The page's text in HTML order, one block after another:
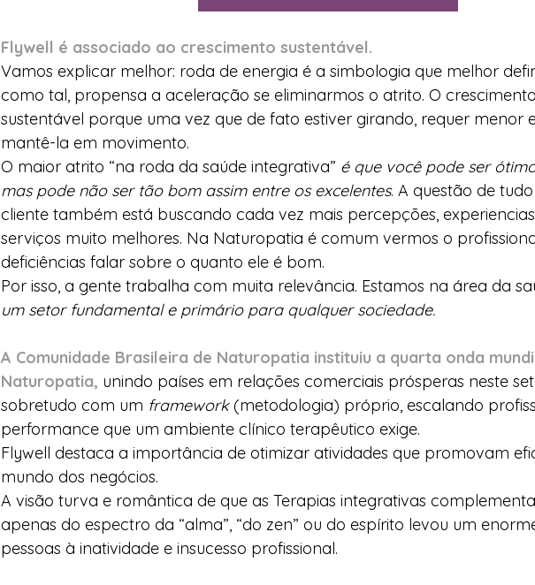
Flywell é associado ao crescimento sustentável.
Vamos explicar melhor: roda de energia é a simbologia que melhor
como tal, propensa a aceleração se eliminarmos o atrito. O
sustentável porque uma vez que de fato estiver girando, requer menor
mantê-la em movimento.
O maior atrito “na roda da saúde integrativa” é que você pode ser
mas pode não ser tão bom assim entre os excelentes. A questão de
cliente também está buscando cada vez mais percepções,
serviços muito melhores. Na Naturopatia é comum vermos o
deficiências falar sobre o quanto ele é bom.
Por isso, a gente trabalha com muita relevância. Estamos na área da
um setor fundamental e primário para qualquer sociedade.
A Comunidade Brasileira de Naturopatia instituiu a quarta onda
Naturopatia, unindo países em relações comerciais prósperas neste
sobretudo com um framework (metodologia) próprio, escalando
performance que um ambiente clínico terapêutico exige.
Flywell destaca a importância de otimizar atividades que promovam
mundo dos negócios.
A visão turva e romântica de que as Terapias integrativas
apenas do espectro da “alma”, “do zen” ou do espírito levou um
pessoas à inatividade e insucesso profissional.